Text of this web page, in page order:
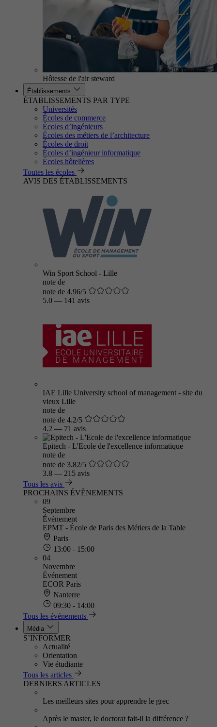
Hôtesse de l'air steward
Établissements
ÉTABLISSEMENTS PAR TYPE
Universités
Écoles de commerce
Écoles d’ingénieurs
Écoles des métiers de l’architecture
Écoles de droit
Écoles d’ingénieur informatique
Écoles hôtelières
Toutes les écoles
AVIS DES ÉTABLISSEMENTS
Win Sport School - Lille
note de
note de 4.96/5
5.0 — 141 avis
IAE Lille University school of management - site du
vieux Lille
note de
note de 4.2/5
4.2 — 71 avis
Epitech - L'Ecole de l'excellence informatique
note de
note de 3.82/5
3.8 — 215 avis
Tous les avis
PROCHAINS ÉVÈNEMENTS
09
Septembre
Événement
EPMT - École de Paris des Métiers de la Table
Paris
13:00 - 15:00
04
Novembre
Événement
ECOR Paris
Nanterre
09:30 - 14:00
Tous les événements
Média
S’INFORMER
Actualité
Orientation
Vie étudiante
Tous les articles
DERNIERS ARTICLES
Les meilleurs sites pour apprendre le grec
Après le master, le doctorat fait-il la différence ?